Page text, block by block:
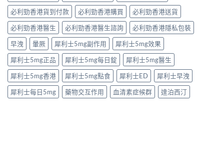
必利勁香港貨到付款
必利勁香港購買
必利勁香港送貨
必利勁香港醫生
必利勁香港醫生諮詢
必利勁香港隱私包裝
早洩
暈厥 犀利士5mg副作用
犀利士5mg效果
犀利士5mg正品
犀利士5mg每日錠
犀利士5mg醫生
犀利士5mg香港
犀利士5mg點食 犀利士ED
犀利士早洩
犀利士每日5mg
藥物交互作用 血清素症候群 達泊西汀